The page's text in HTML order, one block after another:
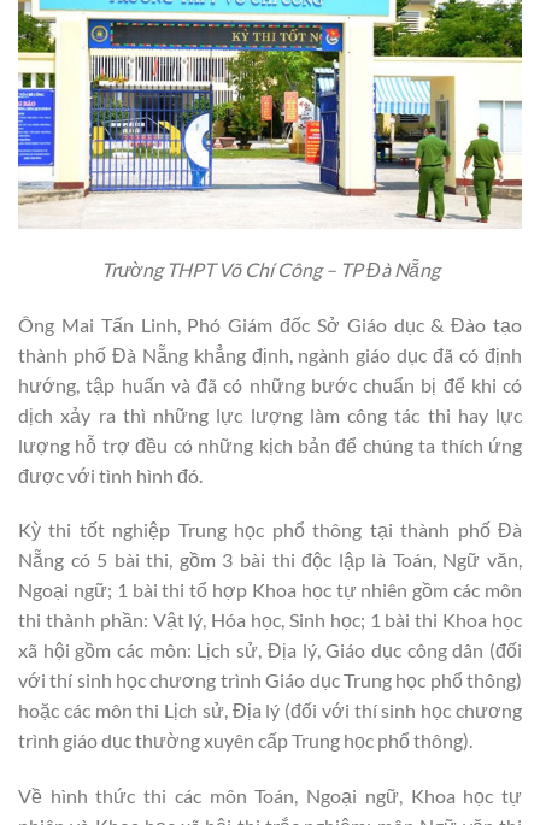
Trường THPT Võ Chí Công – TP Đà Nẵng
Ông Mai Tấn Linh, Phó Giám đốc Sở Giáo dục & Đào tạo
thành phố Đà Nẵng khẳng định, ngành giáo dục đã có định
hướng, tập huấn và đã có những bước chuẩn bị để khi có
dịch xảy ra thì những lực lượng làm công tác thi hay lực
lượng hỗ trợ đều có những kịch bản để chúng ta thích ứng
được với tình hình đó.
Kỳ thi tốt nghiệp Trung học phổ thông tại thành phố Đà
Nẵng có 5 bài thi, gồm 3 bài thi độc lập là Toán, Ngữ văn,
Ngoại ngữ; 1 bài thi tổ hợp Khoa học tự nhiên gồm các môn
thi thành phần: Vật lý, Hóa học, Sinh học; 1 bài thi Khoa học
xã hội gồm các môn: Lịch sử, Địa lý, Giáo dục công dân (đối
với thí sinh học chương trình Giáo dục Trung học phổ thông)
hoặc các môn thi Lịch sử, Địa lý (đối với thí sinh học chương
trình giáo dục thường xuyên cấp Trung học phổ thông).
Về hình thức thi các môn Toán, Ngoại ngữ, Khoa học tự